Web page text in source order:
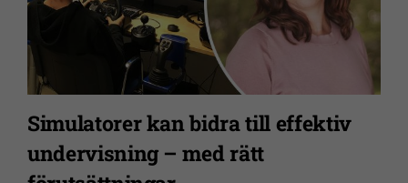
Simulatorer kan bidra till effektiv
undervisning – med rätt
fungera.
Statistik
För att vi ska
kunna
förbättra